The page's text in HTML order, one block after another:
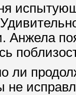
Анжела
ли
не